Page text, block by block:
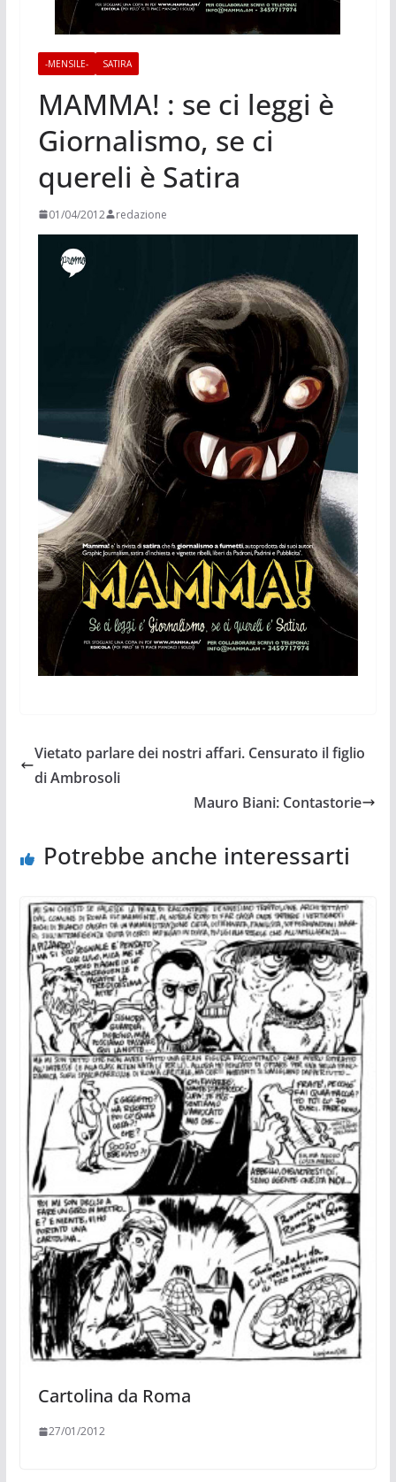
-MENSILE- SATIRA
MAMMA! : se ci leggi è
Giornalismo, se ci
quereli è Satira
01/04/2012 redazione
Vietato parlare dei nostri affari. Censurato il figlio
di Ambrosoli
Mauro Biani: Contastorie
Potrebbe anche interessarti
Cartolina da Roma
27/01/2012